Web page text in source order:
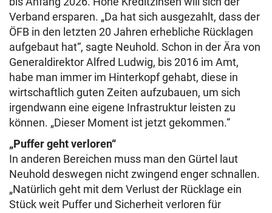
Verband ersparen. „Da hat sich ausgezahlt, dass der
ÖFB in den letzten 20 Jahren erhebliche Rücklagen
aufgebaut hat“, sagte Neuhold. Schon in der Ära von
Generaldirektor Alfred Ludwig, bis 2016 im Amt,
habe man immer im Hinterkopf gehabt, diese in
wirtschaftlich guten Zeiten aufzubauen, um sich
irgendwann eine eigene Infrastruktur leisten zu
können. „Dieser Moment ist jetzt gekommen.“
„Puffer geht verloren“
In anderen Bereichen muss man den Gürtel laut
Neuhold deswegen nicht zwingend enger schnallen.
„Natürlich geht mit dem Verlust der Rücklage ein
Stück weit Puffer und Sicherheit verloren für